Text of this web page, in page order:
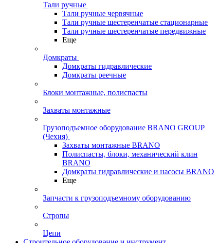
Тали ручные
Тали ручные червячные
Тали ручные шестеренчатые стационарные
Тали ручные шестеренчатые передвижные
Еще
Домкраты
Домкраты гидравлические
Домкраты реечные
Блоки монтажные, полиспасты
Захваты монтажные
Грузоподъемное оборудование BRANO GROUP
(Чехия)
Захваты монтажные BRANO
Полиспасты, блоки, механический клин
BRANO
Домкраты гидравлические и насосы BRANO
Еще
Запчасти к грузоподъемному оборудованию
Стропы
Цепи